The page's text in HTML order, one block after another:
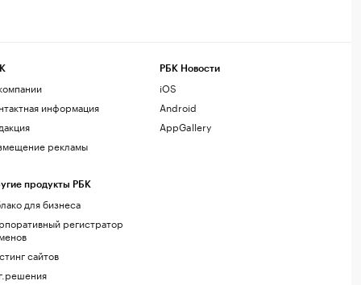
информация
рекламы
продукты РБК
для бизнеса
регистратор
сайтов
РБК Новости
iOS
Android
AppGallery